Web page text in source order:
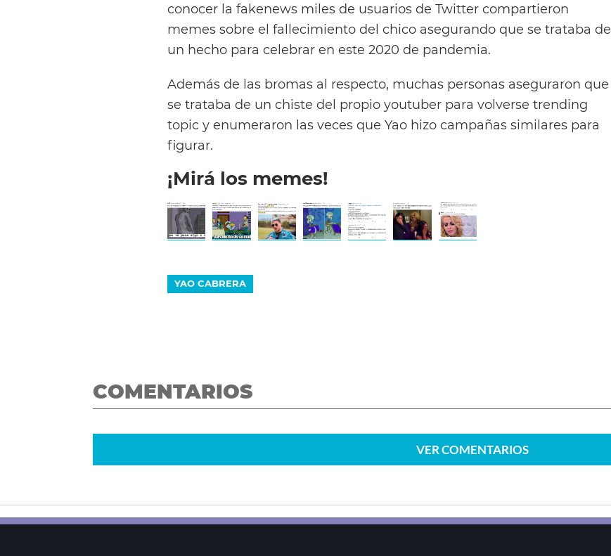
conocer la fakenews miles de usuarios de Twitter compartieron
memes sobre el fallecimiento del chico asegurando que se trataba de
un hecho para celebrar en este 2020 de pandemia.
Además de las bromas al respecto, muchas personas aseguraron que
se trataba de un chiste del propio youtuber para volverse trending
topic y enumeraron las veces que Yao hizo campañas similares para
figurar.
¡Mirá los memes!
YAO CABRERA
COMENTARIOS
VERCOMENTARIOS